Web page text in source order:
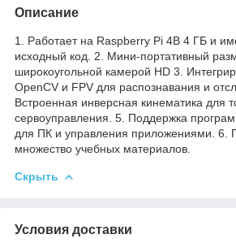
Описание
1. Работает на Raspberry Pi 4B 4 ГБ и
исходный код. 2. Мини-портативный
широкоугольной камерой HD 3.
OpenCV и FPV для распознавания и
Встроенная инверсная кинематика для
сервоуправления. 5. Поддержка
для ПК и управления приложениями. 6.
множество учебных материалов.
Скрыть
Условия доставки